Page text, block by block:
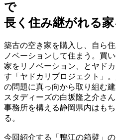
で
長く住み継がれる
築古の空き家を購入し、自ら
ノベーションして住まう。買
家をリノベーション、とヤド
す「ヤドカリプロジェクト」
の問題に真っ向から取り組む
スタディーズの白坂隆之介さ
事務所を構える静岡県内はも
る。
今回紹介する「鴨江の箱襞」